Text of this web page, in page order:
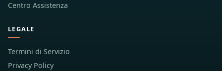
Centro Assistenza
LEGALE
Termini di Servizio
Privacy Policy